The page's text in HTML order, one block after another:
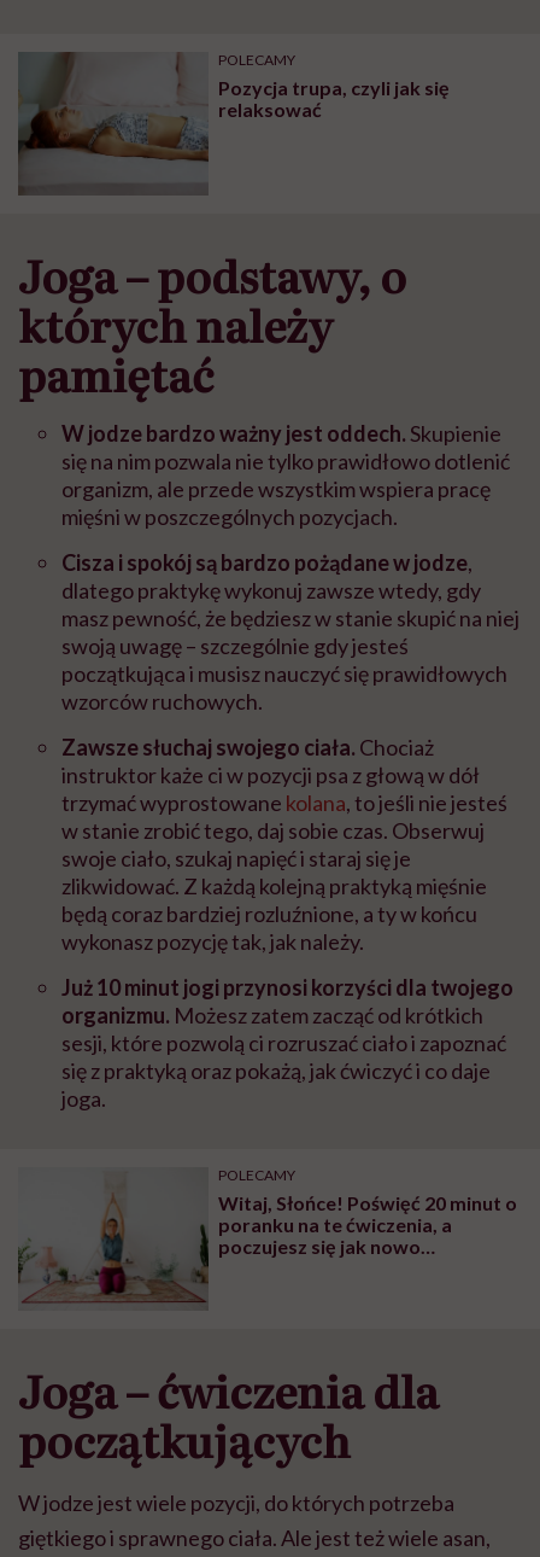
może chyba tylko
głupota i brak
wyobraźni"
pracy
POLECAMY
Pozycja trupa, czyli jak się
relaksować
Joga – podstawy, o
których należy
pamiętać
W jodze bardzo ważny jest oddech.Skupienie
się na nim pozwala nie tylko prawidłowo dotlenić
organizm, ale przede wszystkim wspiera pracę
mięśni w poszczególnych pozycjach.
Cisza i spokój są bardzo pożądane w jodze,
dlategopraktykę wykonuj zawsze wtedy, gdy
masz pewność, że będziesz w stanie skupić na niej
swoją uwagę– szczególnie gdy jesteś
początkująca i musisz nauczyć się prawidłowych
wzorców ruchowych.
Zawsze słuchaj swojego ciała. Chociaż
instruktor każe ci w pozycji psa z głową w dół
trzymać wyprostowane kolana, to jeśli nie jesteś
w stanie zrobić tego, daj sobie czas. Obserwuj
swoje ciało, szukaj napięć i staraj się je
zlikwidować. Z każdą kolejną praktyką mięśnie
będą coraz bardziej rozluźnione, a ty w końcu
wykonasz pozycję tak, jak należy.
Już 10 minut jogi przynosi korzyści dla twojego
organizmu. Możesz zatem zacząć od krótkich
sesji, które pozwolą ci rozruszać ciało i zapoznać
się z praktyką oraz pokażą, jak ćwiczyć i co daje
joga.
POLECAMY
Witaj, Słońce! Poświęć 20 minut o
poranku na te ćwiczenia, a
poczujesz się jak nowo
Joga – ćwiczenia dla
początkujących
W jodze jest wiele pozycji, do których potrzeba
giętkiego i sprawnego ciała. Ale jest też wiele asan,